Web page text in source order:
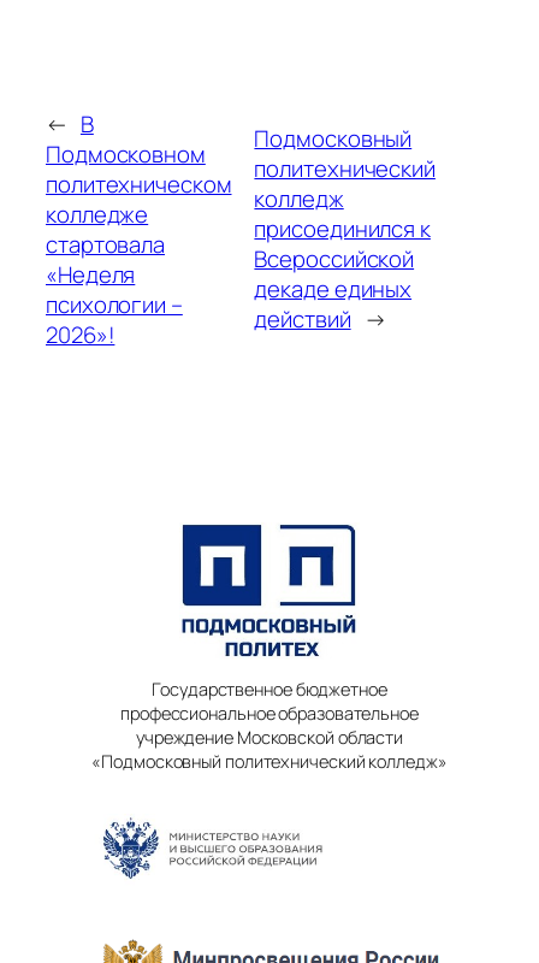
← В
Подмосковном
политехническом
колледже
стартовала
«Неделя
психологии –
2026»!
Подмосковный
политехнический
колледж
присоединился к
Всероссийской
декаде единых
действий →
Государственное бюджетное
профессиональное образовательное
учреждение Московской области
«Подмосковный политехнический колледж»